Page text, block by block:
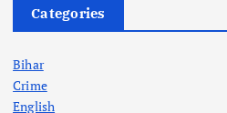
Categories
Bihar
Crime
English